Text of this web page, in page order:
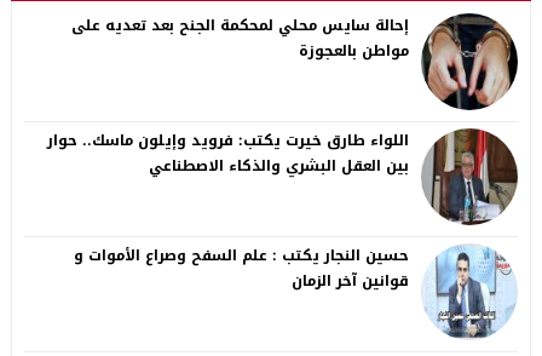
إحالة سايس محلي لمحكمة الجنح بعد تعديه على
مواطن بالعجوزة
اللواء طارق خيرت يكتب: فرويد وإيلون ماسك.. حوار
بين العقل البشري والذكاء الاصطناعي
حسين النجار يكتب : علم السفح وصراع الأموات و
قوانين آخر الزمان